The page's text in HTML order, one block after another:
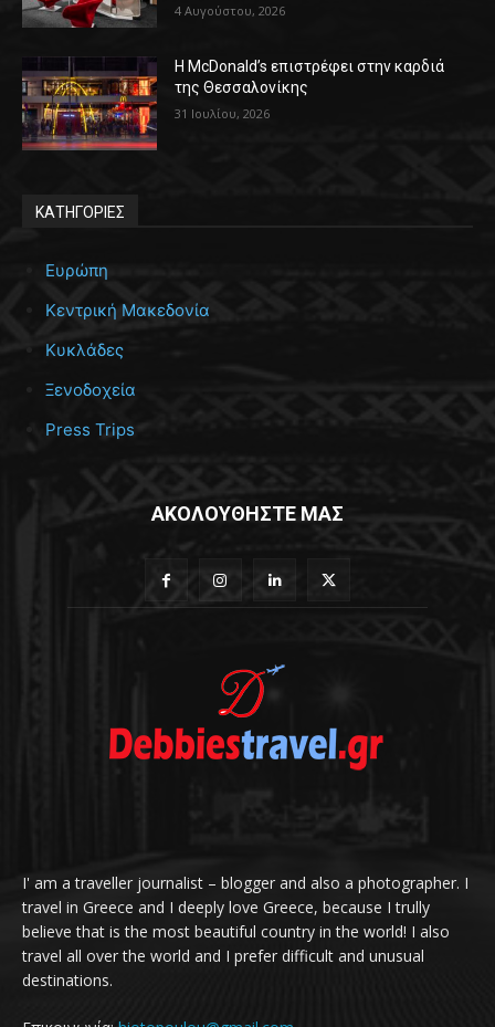
4 Αυγούστου, 2026
Η McDonald’s επιστρέφει στην καρδιά
της Θεσσαλονίκης
31 Ιουλίου, 2026
ΚΑΤΗΓΟΡΙΕΣ
Ευρώπη
Κεντρική Μακεδονία
Κυκλάδες
Ξενοδοχεία
Press Trips
ΑΚΟΛΟΥΘΗΣΤΕ ΜΑΣ
I' am a traveller journalist – blogger and also a photographer. I
travel in Greece and I deeply love Greece, because I trully
believe that is the most beautiful country in the world! I also
travel all over the world and I prefer difficult and unusual
destinations.